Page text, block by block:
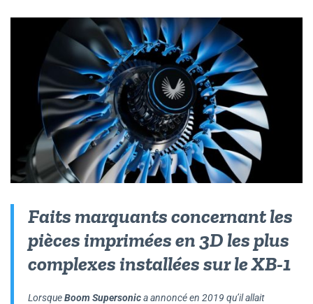
Faits marquants concernant les
pièces imprimées en 3D les plus
complexes installées sur le XB-1
LorsqueBoom Supersonica annoncé en 2019 qu’il allait